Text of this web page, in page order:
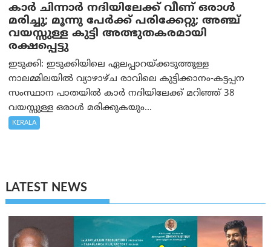
കാര്‍ ചിന്നാര്‍ നദിയിലേക്ക് വീണ് ഒരാള്‍
മരിച്ചു; മൂന്നു പേര്‍ക്ക് പരിക്കേറ്റു; അഞ്ച്
വയസ്സുള്ള കുട്ടി അത്ഭുതകരമായി
രക്ഷപ്പെട്ടു
ഇടുക്കി: ഇടുക്കിയിലെ ഏലപ്പാറയ്ക്കടുത്തുള്ള
നാലമ്മിലയിൽ വ്യാഴാഴ്ച രാവിലെ കുട്ടിക്കാനം-കട്ടപ്പന
സംസ്ഥാന പാതയിൽ കാർ നദിയിലേക്ക് മറിഞ്ഞ് 38
വയസ്സുള്ള ഒരാൾ മരിക്കുകയും...
KERALA
LATEST NEWS